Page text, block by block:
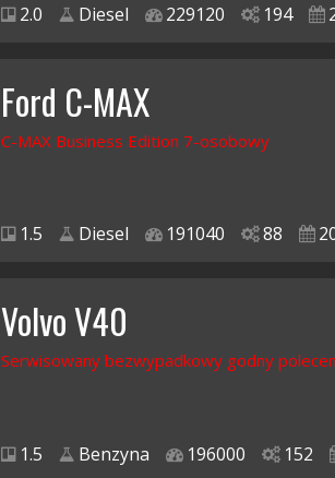
2.0 Diesel 229120 194
Ford C-MAX
C-MAX Business Edition 7-osobowy
1.5 Diesel 191040 88
Volvo V40
Serwisowany bezwypadkowy godny
1.5 Benzyna 196000 152